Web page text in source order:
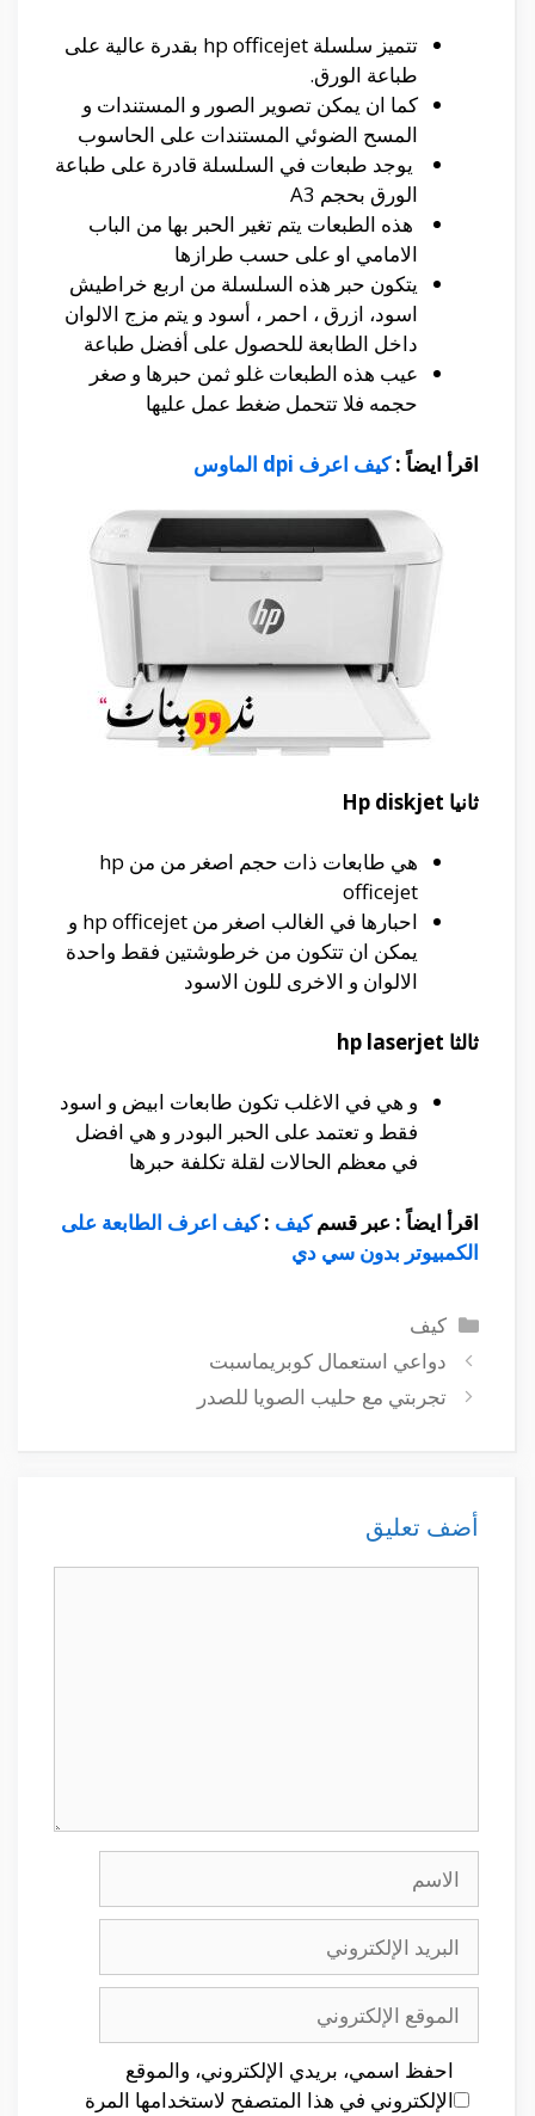
تتميز سلسلة hp officejet بقدرة عالية على
طباعة الورق.
كما ان يمكن تصوير الصور و المستندات و
المسح الضوئي المستندات على الحاسوب
يوجد طبعات في السلسلة قادرة على طباعة
الورق بحجم A3
هذه الطبعات يتم تغير الحبر بها من الباب
الامامي او على حسب طرازها
يتكون حبر هذه السلسلة من اربع خراطيش
اسود، ازرق ، احمر ، أسود و يتم مزج الالوان
داخل الطابعة للحصول على أفضل طباعة
عيب هذه الطبعات غلو ثمن حبرها و صغر
حجمه فلا تتحمل ضغط عمل عليها
اقرأ ايضاً :كيف اعرف dpi الماوس
ثانيا Hp diskjet
هي طابعات ذات حجم اصغر من من hp
officejet
احبارها في الغالب اصغر من hp officejet و
يمكن ان تتكون من خرطوشتين فقط واحدة
الالوان و الاخرى للون الاسود
ثالثا hp laserjet
و هي في الاغلب تكون طابعات ابيض و اسود
فقط و تعتمد على الحبر البودر و هي افضل
في معظم الحالات لقلة تكلفة حبرها
اقرأ ايضاً : عبر قسمكيف :كيف اعرف الطابعة على
الكمبيوتر بدون سي دي
التصنيفات
كيف
دواعي استعمال كوبريماسبت
تجربتي مع حليب الصويا للصدر
أضف تعليق
الإلكتروني
الإلكتروني
احفظ اسمي، بريدي الإلكتروني، والموقع
الإلكتروني في هذا المتصفح لاستخدامها المرة